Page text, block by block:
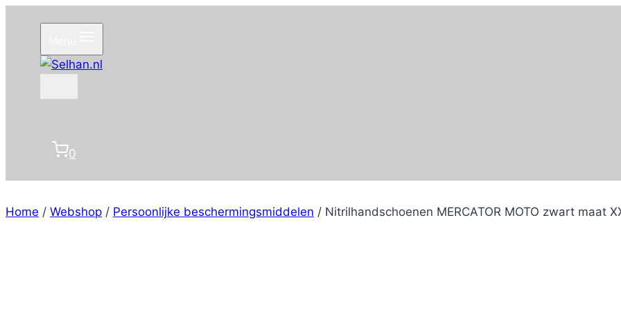
inhoud
0
Home / Webshop / Persoonlijke beschermingsmiddelen / Nitrilhandschoenen MERCATOR MOTO zwart maat